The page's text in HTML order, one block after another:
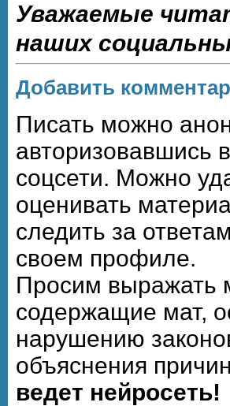
Уважаемые
наших
Добавить
Писать можно
авторизовавшись
соцсети. Можно
оценивать
следить за
своем профиле.
Просим выражать
содержащие мат,
нарушению
объяснения
ведет нейросеть!